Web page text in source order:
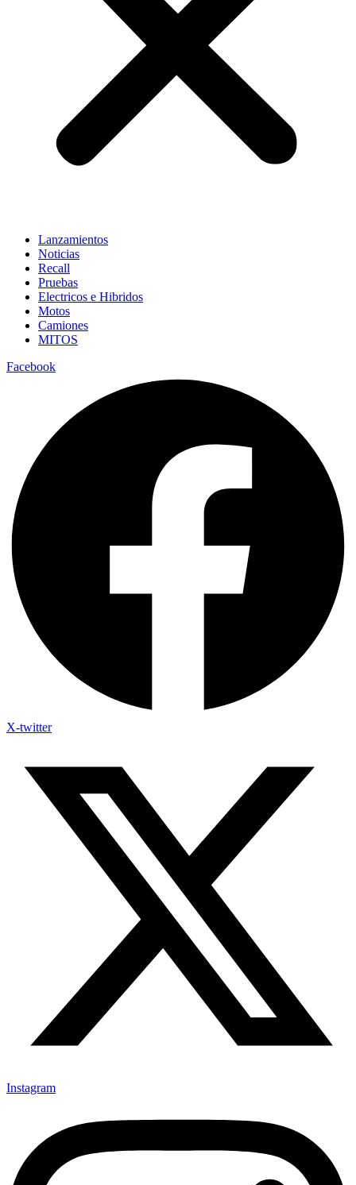
Lanzamientos
Noticias
Recall
Pruebas
Electricos e Hibridos
Motos
Camiones
MITOS
Facebook
X-twitter
Instagram